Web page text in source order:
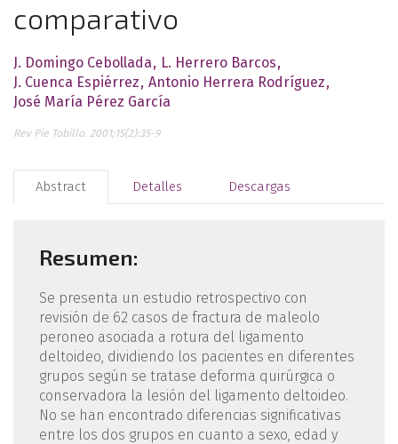
comparativo
J. Domingo Cebollada
L. Herrero Barcos
J. Cuenca Espiérrez Antonio Herrera Rodríguez
José María Pérez García
Rev Pie Tobillo. 2001;15(2):35-9
Abstract Detalles Descargas
Resumen:
Se presenta un estudio retrospectivo con
revisión de 62 casos de fractura de maleolo
peroneo asociada a rotura del ligamento
deltoideo, dividiendo los pacientes en diferentes
grupos según se tratase deforma quirúrgica o
conservadora la lesión del ligamento deltoideo.
No se han encontrado diferencias significativas
entre los dos grupos en cuanto a sexo, edad y